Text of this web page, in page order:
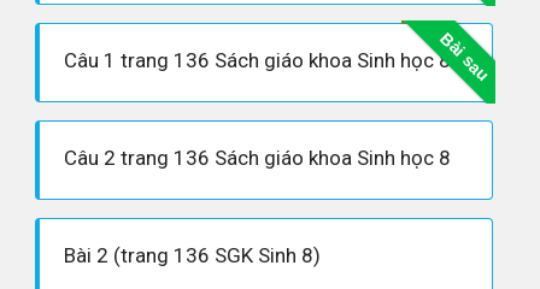
Bài sau
Câu 1 trang 136 Sách giáo khoa Sinh học 8
Câu 2 trang 136 Sách giáo khoa Sinh học 8
Bài 2 (trang 136 SGK Sinh 8)